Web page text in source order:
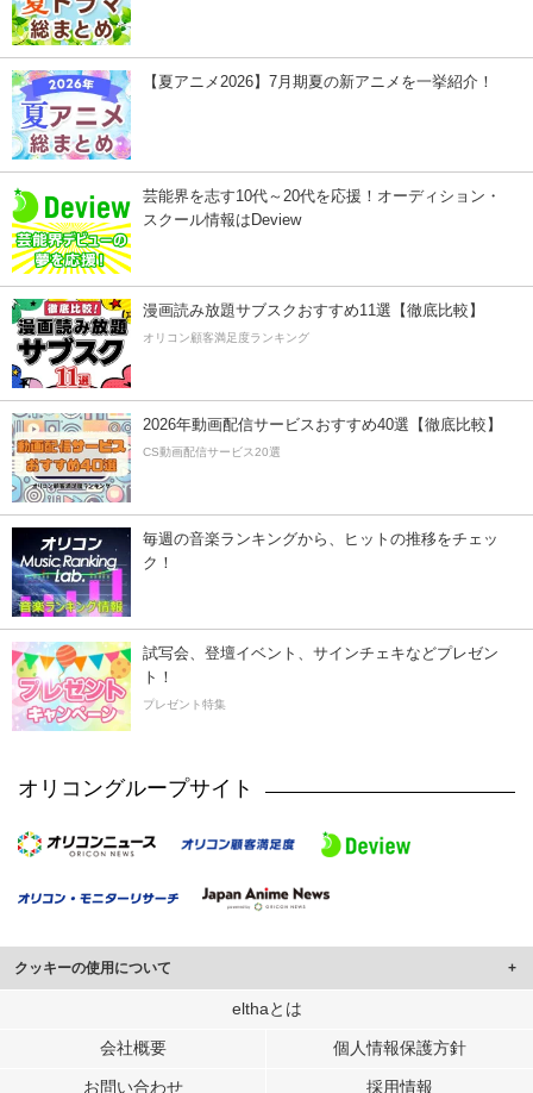
【夏アニメ2026】7月期夏の新アニメを一挙紹介！
芸能界を志す10代～20代を応援！オーディション・
スクール情報はDeview
漫画読み放題サブスクおすすめ11選【徹底比較】
オリコン顧客満足度ランキング
2026年動画配信サービスおすすめ40選【徹底比較】
CS動画配信サービス20選
毎週の音楽ランキングから、ヒットの推移をチェッ
ク！
試写会、登壇イベント、サインチェキなどプレゼン
ト！
プレゼント特集
オリコングループサイト
クッキーの使用について
このサイトでは Cookie を使用して、ユーザーに合わせたコンテンツや広告の
行っています。
メディアや広告配信、データ解析の各パートナーに提供しています。
elthaとは
会社概要 個人情報保護方針
お問い合わせ 採用情報